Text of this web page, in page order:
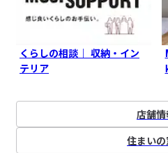
くらしの相談｜ 収納・イン
テリア
店舗情
住まい